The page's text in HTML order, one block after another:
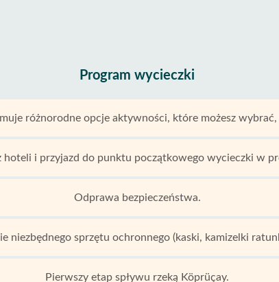
Program wycieczki
różnorodne opcje aktywności, które możesz
hoteli i przyjazd do punktu początkowego wycieczki w
Odprawa bezpieczeństwa.
niezbędnego sprzętu ochronnego (kaski, kamizelki
Pierwszy etap spływu rzeką Köprüçay.